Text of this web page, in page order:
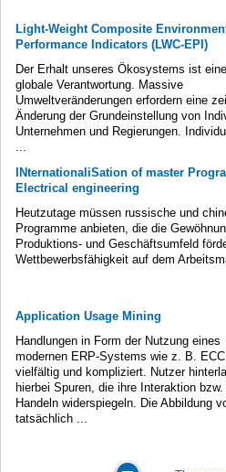
Light-Weight Composite
Performance Indicators (LWC-EPI)
Der Erhalt unseres Ökosystems ist eine
globale Verantwortung. Massive
Umweltveränderungen erfordern eine
Änderung der Grundeinstellung von
Unternehmen und Regierungen.
INternationaliSation of master
Electrical engineering
Heutzutage müssen russische und
Programme anbieten, die die
Produktions- und Geschäftsumfeld
Wettbewerbsfähigkeit auf dem
Application Usage Mining
Handlungen in Form der Nutzung eines
modernen ERP-Systems wie z. B.
vielfältig und kompliziert. Nutzer
hierbei Spuren, die ihre Interaktion bzw.
Handeln widerspiegeln. Die Abbildung
tatsächlich ...